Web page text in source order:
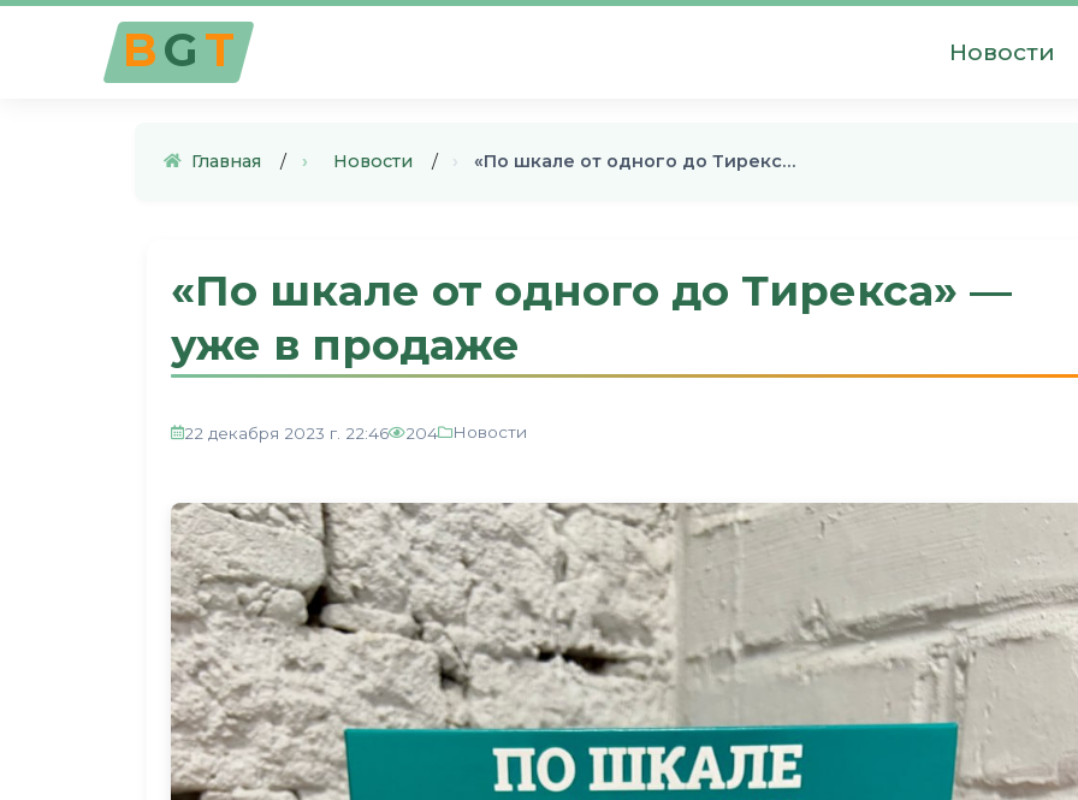
BGT Новости
Главная › Новости › «По шкале от одного до Тирекс…
«По шкале от одного до Тирекса» —
уже в продаже
22 декабря 2023 г. 22:46 204 Новости